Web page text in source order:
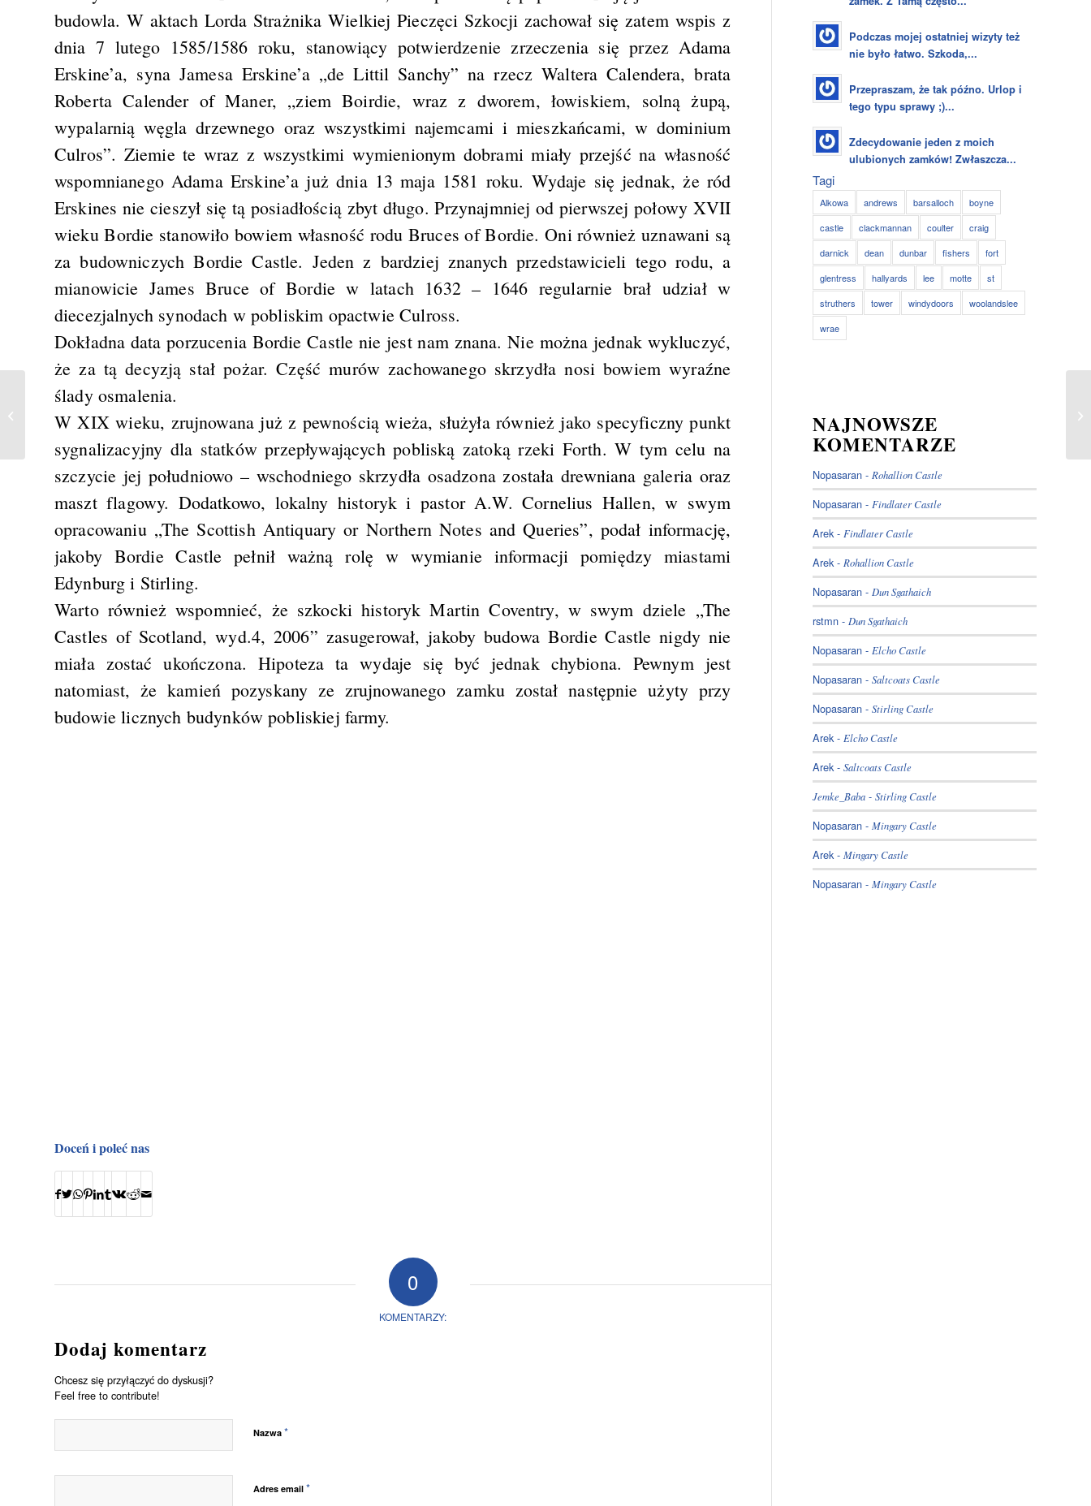
budowla. W aktach Lorda Strażnika Wielkiej Pieczęci Szkocji zachował się zatem wspis z
dnia 7 lutego 1585/1586 roku, stanowiący potwierdzenie zrzeczenia się przez Adama
Erskine’a, syna Jamesa Erskine’a „de Littil Sanchy” na rzecz Waltera Calendera, brata
Roberta Calender of Maner, „ziem Boirdie, wraz z dworem, łowiskiem, solną żupą,
wypalarnią węgla drzewnego oraz wszystkimi najemcami i mieszkańcami, w dominium
Culros”. Ziemie te wraz z wszystkimi wymienionym dobrami miały przejść na własność
wspomnianego Adama Erskine’a już dnia 13 maja 1581 roku. Wydaje się jednak, że ród
Erskines nie cieszył się tą posiadłością zbyt długo. Przynajmniej od pierwszej połowy XVII
wieku Bordie stanowiło bowiem własność rodu Bruces of Bordie. Oni również uznawani są
za budowniczych Bordie Castle. Jeden z bardziej znanych przedstawicieli tego rodu, a
mianowicie James Bruce of Bordie w latach 1632 – 1646 regularnie brał udział w
diecezjalnych synodach w pobliskim opactwie Culross.
Dokładna data porzucenia Bordie Castle nie jest nam znana. Nie można jednak wykluczyć,
że za tą decyzją stał pożar. Część murów zachowanego skrzydła nosi bowiem wyraźne
ślady osmalenia.
W XIX wieku, zrujnowana już z pewnością wieża, służyła również jako specyficzny punkt
sygnalizacyjny dla statków przepływających pobliską zatoką rzeki Forth. W tym celu na
szczycie jej południowo – wschodniego skrzydła osadzona została drewniana galeria oraz
maszt flagowy. Dodatkowo, lokalny historyk i pastor A.W. Cornelius Hallen, w swym
opracowaniu „The Scottish Antiquary or Northern Notes and Queries”, podał informację,
jakoby Bordie Castle pełnił ważną rolę w wymianie informacji pomiędzy miastami
Edynburg i Stirling.
Warto również wspomnieć, że szkocki historyk Martin Coventry, w swym dziele „The
Castles of Scotland, wyd.4, 2006” zasugerował, jakoby budowa Bordie Castle nigdy nie
miała zostać ukończona. Hipoteza ta wydaje się być jednak chybiona. Pewnym jest
natomiast, że kamień pozyskany ze zrujnowanego zamku został następnie użyty przy
budowie licznych budynków pobliskiej farmy.
Doceń i poleć nas
0
KOMENTARZY:
Dodaj komentarz
Chcesz się przyłączyć do dyskusji?
Feel free to contribute!
Nazwa *
Adres email *
Podczas mojej ostatniej wizyty też
nie było łatwo. Szkoda,...
Przepraszam, że tak późno. Urlop i
tego typu sprawy ;)...
Zdecydowanie jeden z moich
ulubionych zamków! Zwłaszcza...
Tagi
Alkowa andrews barsalloch
boyne
castle
clackmannan coulter
craig
darnick
dean dunbar fishers
fort
glentress
hallyards lee motte
st
struthers
tower windydoors
woolandslee
wrae
NAJNOWSZE
KOMENTARZE
Nopasaran -Rohallion Castle
Nopasaran -Findlater Castle
Arek-Findlater Castle
Arek-Rohallion Castle
Nopasaran -Dun Sgathaich
rstmn -Dun Sgathaich
Nopasaran -Elcho Castle
Nopasaran -Saltcoats Castle
Nopasaran -Stirling Castle
Arek-Elcho Castle
Arek-Saltcoats Castle
Jemke_Baba -Stirling Castle
Nopasaran -Mingary Castle
Arek-Mingary Castle
Nopasaran -Mingary Castle
Rispain Camp